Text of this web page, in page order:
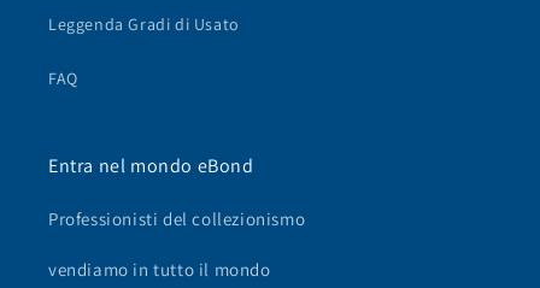
Leggenda Gradi di Usato
FAQ
Entra nel mondo eBond
Professionisti del collezionismo
vendiamo in tutto il mondo